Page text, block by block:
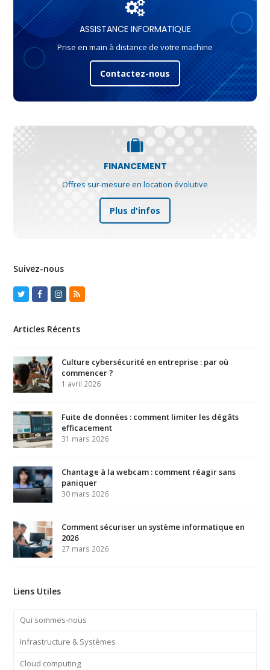
ASSISTANCE INFORMATIQUE
Prise en main à distance de votre machine
Contactez-nous
FINANCEMENT
Offres sur-mesure en location évolutive
Plus d'infos
Suivez-nous
TwitterFacebook
Instagram
RSS
Articles Récents
Culture cybersécurité en entreprise : par où
commencer ?
1 avril 2026
Fuite de données : comment limiter les dégâts
efficacement
31 mars 2026
Chantage à la webcam : comment réagir sans
paniquer
30 mars 2026
Comment sécuriser un système informatique en
2026
27 mars 2026
Liens Utiles
Qui sommes-nous
Infrastructure & Systèmes
Cloud computing